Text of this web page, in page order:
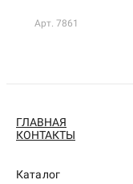
Арт. 7861
ГЛАВНАЯ
КОНТАКТЫ
Каталог